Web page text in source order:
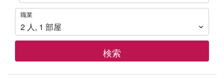
職
業
職業
2 人, 1 部屋
検索